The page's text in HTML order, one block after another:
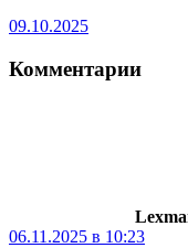
09.10.2025
Комментарии
06.11.2025 в 10:23